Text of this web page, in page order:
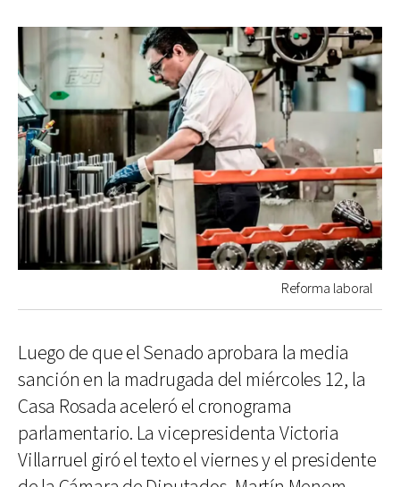
Reforma laboral
Luego de que el Senado aprobara la media
sanción en la madrugada del miércoles 12, la
Casa Rosada aceleró el cronograma
parlamentario. La vicepresidenta Victoria
Villarruel giró el texto el viernes y el presidente